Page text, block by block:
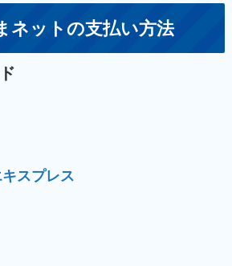
ネットの支払い方法
スプレス